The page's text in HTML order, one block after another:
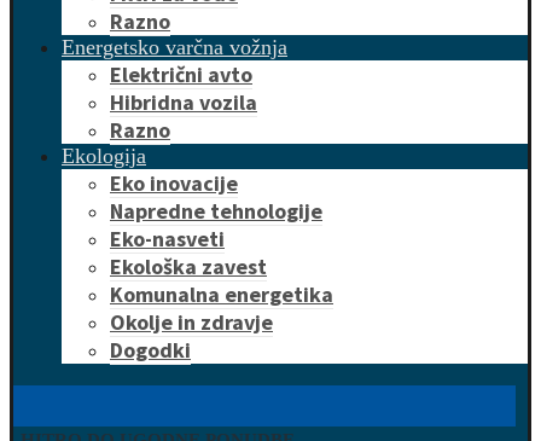
Razno
Energetsko varčna vožnja
Električni avto
Hibridna vozila
Razno
Ekologija
Eko inovacije
Napredne tehnologije
Eko-nasveti
Ekološka zavest
Komunalna energetika
Okolje in zdravje
Dogodki